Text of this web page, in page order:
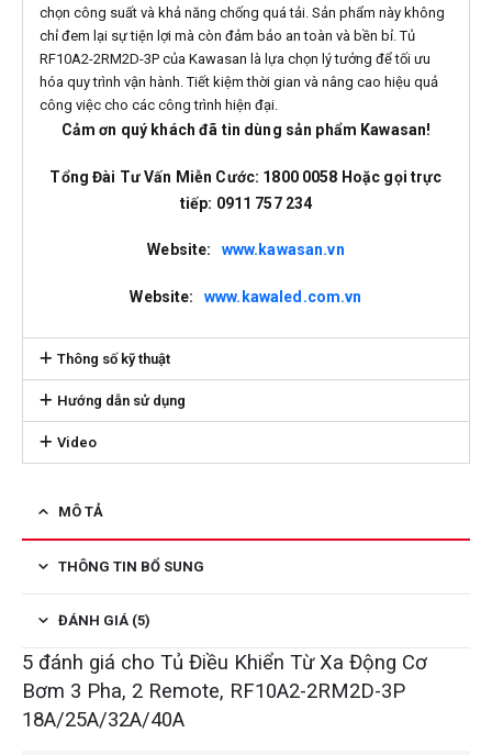
chọn công suất và khả năng chống quá tải. Sản phẩm này không
chỉ đem lại sự tiện lợi mà còn đảm bảo an toàn và bền bỉ. Tủ
RF10A2-2RM2D-3P của Kawasan là lựa chọn lý tưởng để tối ưu
hóa quy trình vận hành. Tiết kiệm thời gian và nâng cao hiệu quả
công việc cho các công trình hiện đại.
Cảm ơn quý khách đã tin dùng sản phẩm Kawasan!
Tổng Đài Tư Vấn Miễn Cước: 1800 0058 Hoặc gọi trực
tiếp: 0911 757 234
Website: www.kawasan.vn
Website: www.kawaled.com.vn
Thông số kỹ thuật
Hướng dẫn sử dụng
Video
MÔ TẢ
THÔNG TIN BỔ SUNG
ĐÁNH GIÁ (5)
5 đánh giá cho Tủ Điều Khiển Từ Xa Động Cơ
Bơm 3 Pha, 2 Remote, RF10A2-2RM2D-3P
18A/25A/32A/40A